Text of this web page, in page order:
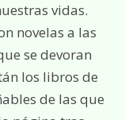
vidas.
novelas a las
se devoran
los libros de
de las que